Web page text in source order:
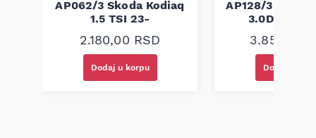
AP062/3 Skoda Kodiaq
1.5 TSI 23-
2.180,00 RSD
Dodaj u korpu
AP128/3 Range
3.0DH-
3.850,00
Dodaj u